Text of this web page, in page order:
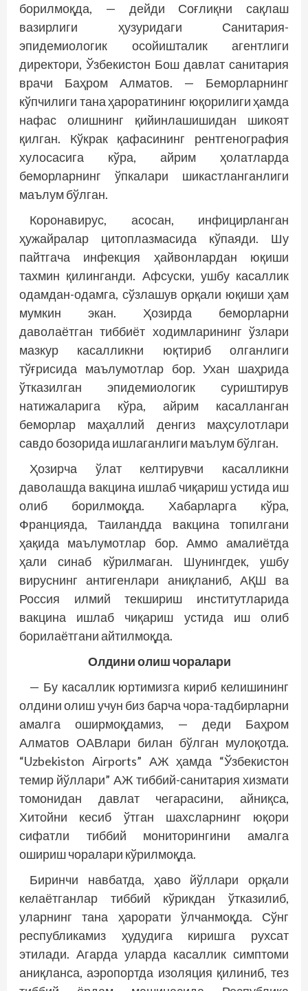
борилмоқда, — дейди Соғлиқни сақлаш
вазирлиги ҳузуридаги Санитария-
эпидемиологик осойишталик агентлиги
директори, Ўзбекистон Бош давлат санитария
врачи Баҳром Алматов. — Беморларнинг
кўпчилиги тана ҳароратининг юқорилиги ҳамда
нафас олишнинг қийинлашишидан шикоят
қилган. Кўкрак қафасининг рентгенография
хулосасига кўра, айрим ҳолатларда
беморларнинг ўпкалари шикастланганлиги
маълум бўлган.
Коронавирус, асосан, инфицирланган
ҳужайралар цитоплазмасида кўпаяди. Шу
пайтгача инфекция ҳайвонлардан юқиши
тахмин қилинганди. Афсуски, ушбу касаллик
одамдан-одамга, сўзлашув орқали юқиши ҳам
мумкин экан. Ҳозирда беморларни
даволаётган тиббиёт ходимларининг ўзлари
мазкур касалликни юқтириб олганлиги
тўғрисида маълумотлар бор. Ухан шаҳрида
ўтказилган эпидемиологик суриштирув
натижаларига кўра, айрим касалланган
беморлар маҳаллий денгиз маҳсулотлари
савдо бозорида ишлаганлиги маълум бўлган.
Ҳозирча ўлат келтирувчи касалликни
даволашда вакцина ишлаб чиқариш устида иш
олиб борилмоқда. Хабарларга кўра,
Францияда, Таиландда вакцина топилгани
ҳақида маълумотлар бор. Аммо амалиётда
ҳали синаб кўрилмаган. Шунингдек, ушбу
вируснинг антигенлари аниқланиб, АҚШ ва
Россия илмий текшириш институтларида
вакцина ишлаб чиқариш устида иш олиб
борилаётгани айтилмоқда.
Олдини олиш чоралари
— Бу касаллик юртимизга кириб келишининг
олдини олиш учун биз барча чора-тадбирларни
амалга оширмоқдамиз, — деди Баҳром
Алматов ОАВлари билан бўлган мулоқотда.
“Uzbekiston Airports” АЖ ҳамда “Ўзбекистон
темир йўллари” АЖ тиббий-санитария хизмати
томонидан давлат чегарасини, айниқса,
Хитойни кесиб ўтган шахсларнинг юқори
сифатли тиббий мониторингини амалга
ошириш чоралари кўрилмоқда.
Биринчи навбатда, ҳаво йўллари орқали
келаётганлар тиббий кўрикдан ўтказилиб,
уларнинг тана ҳарорати ўлчанмоқда. Сўнг
республикамиз ҳудудига киришга рухсат
этилади. Агарда уларда касаллик симптоми
аниқланса, аэропортда изоляция қилиниб, тез